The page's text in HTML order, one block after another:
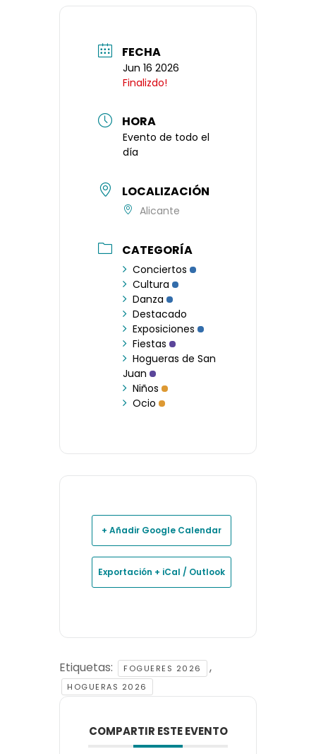
FECHA
Jun 16 2026
Finalizdo!
HORA
Evento de todo el
día
LOCALIZACIÓN
Alicante
CATEGORÍA
Conciertos
Cultura
Danza
Destacado
Exposiciones
Fiestas
Hogueras de San
Juan
Niños
Ocio
+ Añadir Google Calendar
Exportación + iCal / Outlook
Etiquetas: FOGUERES 2026 ,
HOGUERAS 2026
COMPARTIR ESTE EVENTO